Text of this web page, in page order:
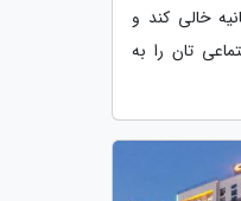
خالی کند و
تان را به